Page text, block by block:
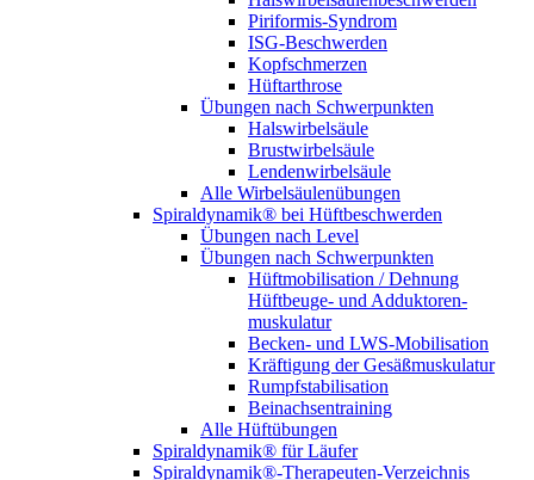
Piriformis-Syndrom
ISG-Beschwerden
Kopfschmerzen
Hüftarthrose
Übungen nach Schwerpunkten
Halswirbelsäule
Brustwirbelsäule
Lendenwirbelsäule
Alle Wirbelsäulenübungen
Spiraldynamik® bei Hüftbeschwerden
Übungen nach Level
Übungen nach Schwerpunkten
Hüftmobilisation / Dehnung
Hüftbeuge- und Adduktoren­
muskulatur
Becken- und LWS-Mobilisation
Kräftigung der Gesäß­muskulatur
Rumpf­stabilisation
Beinachsen­training
Alle Hüftübungen
Spiraldynamik® für Läufer
Spiraldynamik®-Therapeuten-Verzeichnis